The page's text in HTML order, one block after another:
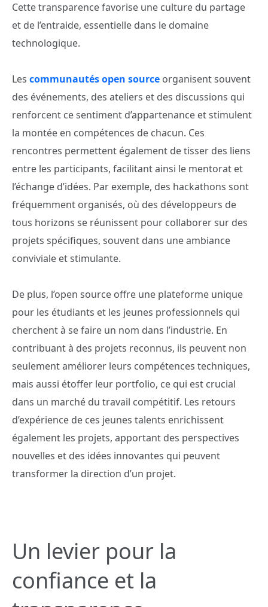
Cette transparence favorise une culture du partage
et de l’entraide, essentielle dans le domaine
technologique.
Les communautés open source organisent souvent
des événements, des ateliers et des discussions qui
renforcent ce sentiment d’appartenance et stimulent
la montée en compétences de chacun. Ces
rencontres permettent également de tisser des liens
entre les participants, facilitant ainsi le mentorat et
l’échange d’idées. Par exemple, des hackathons sont
fréquemment organisés, où des développeurs de
tous horizons se réunissent pour collaborer sur des
projets spécifiques, souvent dans une ambiance
conviviale et stimulante.
De plus, l’open source offre une plateforme unique
pour les étudiants et les jeunes professionnels qui
cherchent à se faire un nom dans l’industrie. En
contribuant à des projets reconnus, ils peuvent non
seulement améliorer leurs compétences techniques,
mais aussi étoffer leur portfolio, ce qui est crucial
dans un marché du travail compétitif. Les retours
d’expérience de ces jeunes talents enrichissent
également les projets, apportant des perspectives
nouvelles et des idées innovantes qui peuvent
transformer la direction d’un projet.
Un levier pour la
confiance et la